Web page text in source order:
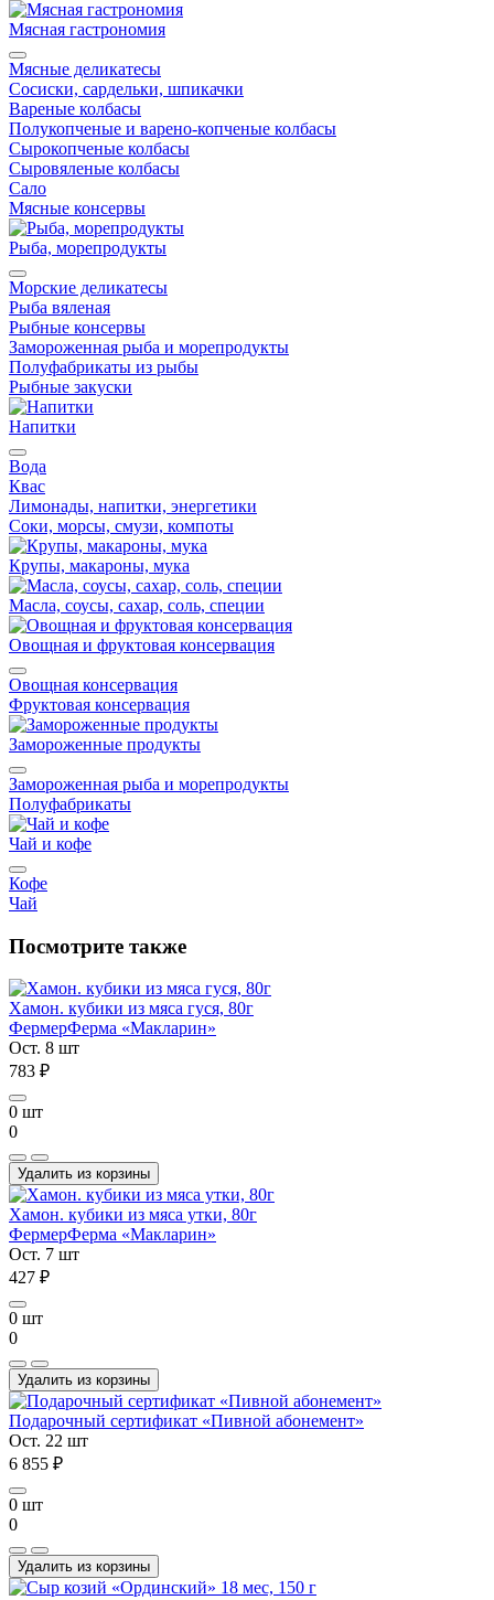
Мясная гастрономия
Мясные деликатесы
Сосиски, сардельки, шпикачки
Вареные колбасы
Полукопченые и варено-копченые колбасы
Сырокопченые колбасы
Сыровяленые колбасы
Сало
Мясные консервы
Рыба, морепродукты
Морские деликатесы
Рыба вяленая
Рыбные консервы
Замороженная рыба и морепродукты
Полуфабрикаты из рыбы
Рыбные закуски
Напитки
Вода
Квас
Лимонады, напитки, энергетики
Соки, морсы, смузи, компоты
Крупы, макароны, мука
Масла, соусы, сахар, соль, специи
Овощная и фруктовая консервация
Овощная консервация
Фруктовая консервация
Замороженные продукты
Замороженная рыба и морепродукты
Полуфабрикаты
Чай и кофе
Кофе
Чай
Посмотрите также
Хамон. кубики из мяса гуся, 80г
ФермерФерма «Макларин»
Ост. 8 шт
783 ₽
0 шт
0
Удалить из корзины
Хамон. кубики из мяса утки, 80г
ФермерФерма «Макларин»
Ост. 7 шт
427 ₽
0 шт
0
Удалить из корзины
Подарочный сертификат «Пивной абонемент»
Ост. 22 шт
6 855 ₽
0 шт
0
Удалить из корзины